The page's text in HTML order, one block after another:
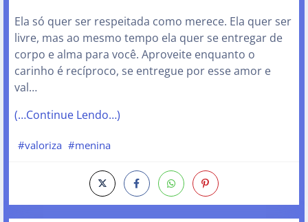
Ela só quer ser respeitada como merece. Ela quer ser
livre, mas ao mesmo tempo ela quer se entregar de
corpo e alma para você. Aproveite enquanto o
carinho é recíproco, se entregue por esse amor e
val…
(…Continue Lendo…)
#valoriza #menina